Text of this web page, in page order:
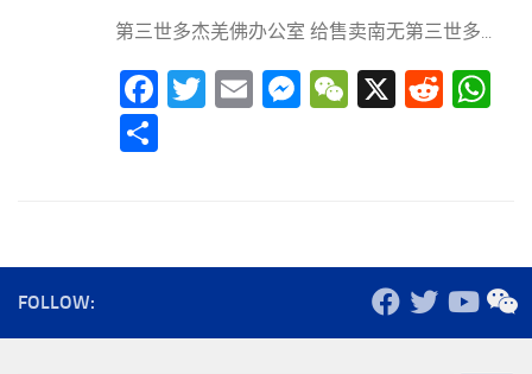
第三世多杰羌佛办公室 给售卖南无第三世多...
Facebook
Twitter
EmailMessenger
WeChat
X
FOLLOW: